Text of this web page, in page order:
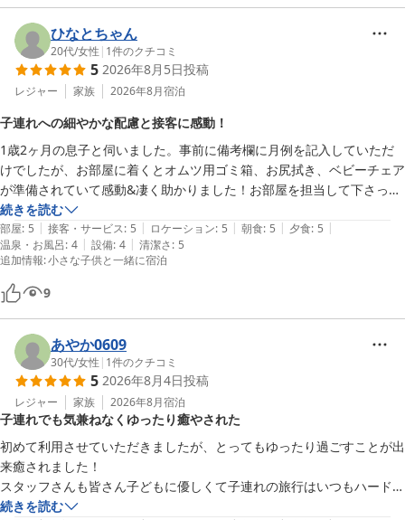
「新鮮な食事と丁寧な接客に大満足」とのお言葉を頂戴し、大変嬉
しく拝読いたしました。お食事の鮮度やこだわりを感じていただけ
たこと、またスタッフの接客にもご満足いただけたことは、私ども
にとって何よりの励みです。
ご家族皆様での大切なご旅行が、心地よい思い出となっておりまし
けるよう、改めて館内の管理・点検を徹底し、改善に努めてまいり
ます。
また季節を変えてお越しいただけましたら、旬の食材を活かしたお
料理や異なる景色もお楽しみいただけます。スタッフ一同、またの
城崎温泉 湯楽 Ｙｕｒａｋｕ Ｋｉｎｏｓａｋｉ Ｓｐａ＆Ｇａ
ｒｄｅｎｓ
2026-07-26
ひなとちゃん
20代/女性 | 1件のクチコミ
5 2026年8月5日投稿
レジャー 家族 2026年8月宿泊
子連れへの細やかな配慮と接客に感動！
1歳2ヶ月の息子と伺いました。事前に備考欄に月例を記入していただ
けでしたが、お部屋に着くとオムツ用ゴミ箱、お尻拭き、ベビーチェア
が準備されていて感動&凄く助かりました！お部屋を担当して下さっ
た、かわぐちさんが息子のことをずっと気にかけて下さっていて、離乳
食の温め有無の確認やマグの水分を入れ直して下さったり、名前を覚え
て下さって話しかけて下さったりと、非常にきめ細やかなホスピタリテ
ィに家族全員がかわぐちさんに癒されました。日々家事、仕事、育児に
追われていて疲れていたところの旅行だったので、心身共に癒されまし
た。本当にありがとうございました！小さな子供がいるので家族風呂が
シャンプー、おむつ替え台、必要であればベビーバスの貸し出しもあり
ました。夕食と朝食も美味しくて非常に大満足でした！また家族で蟹の
シーズンに泊まりにきたいです！本当にありがとうございました！！
続きを読む
部屋: 5 | 接客・サービス: 5 | ロケーション: 5 | 朝食: 5 | 夕食: 5 |
温泉・お風呂: 4 | 設備: 4 | 清潔さ: 5
追加情報:小さな子供と一緒に宿泊
9
あやか0609
30代/女性 | 1件のクチコミ
5 2026年8月4日投稿
レジャー 家族 2026年8月宿泊
子連れでも気兼ねなくゆったり癒やされた
初めて利用させていただきましたが、とってもゆったり過ごすことが出
来癒されました！
スタッフさんも皆さん子どもに優しくて子連れの旅行はいつもハードル
が高いですがお部屋食に変更できたり貸し切り風呂があるので気兼ねな
続きを読む